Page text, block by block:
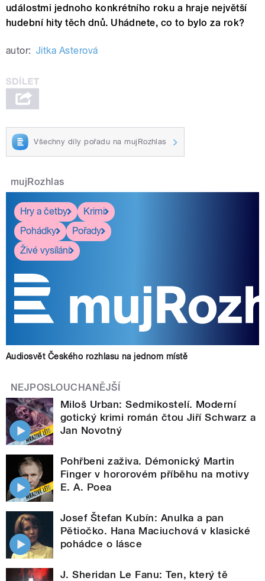
událostmi jednoho konkrétního roku a hraje největší
hudební hity těch dnů. Uhádnete, co to bylo za rok?
autor: Jitka Asterová
Všechny díly pořadu na mujRozhlas
mujRozhlas
Hry a četby
Krimi
Pohádky
Pořady
Živé vysílání
Audiosvět Českého rozhlasu na jednom místě
NEJPOSLOUCHANĚJŠÍ
Miloš Urban: Sedmikostelí. Moderní
gotický krimi román čtou Jiří Schwarz a
Jan Novotný
Pohřbeni zaživa. Démonický Martin
Finger v hororovém příběhu na motivy
E. A. Poea
Josef Štefan Kubín: Anulka a pan
Pětiočko. Hana Maciuchová v klasické
pohádce o lásce
J. Sheridan Le Fanu: Ten, který tě